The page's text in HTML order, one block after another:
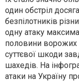
один обстріл
безпілотників
одну атаку
половини ворожих
суттєвої шкоди
шахедів. На
атаки на Україну